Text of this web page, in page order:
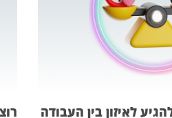
לאיזון בין העבודה